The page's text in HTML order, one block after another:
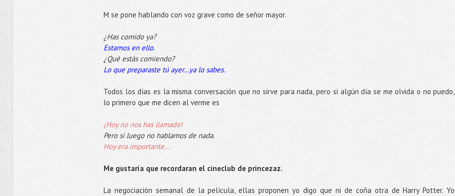
M se pone hablando con voz grave como de señor mayor.
¿Has comido ya?
Estamos en ello.
¿Qué estás comiendo?
Lo que preparaste tú ayer…ya lo sabes.
Todos los días es la misma conversación que no sirve para nada, pero si algún día se me olvida o no puedo,
lo primero que me dicen al verme es
¡Hoy no nos has llamado!
Pero si luego no hablamos de nada.
Hoy era importante…
Me gustaría que recordaran el cineclub de princezaz.
La negociación semanal de la película, ellas proponen yo digo que ni de coña otra de Harry Potter. Yo